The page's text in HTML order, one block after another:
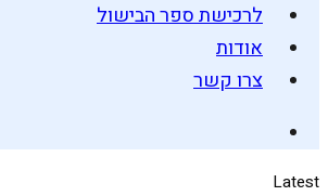
לרכישת ספר הבישול
אודות
צרו קשר
Latest